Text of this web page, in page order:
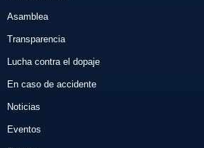
Asamblea
Transparencia
Lucha contra el dopaje
En caso de accidente
Noticias
Eventos